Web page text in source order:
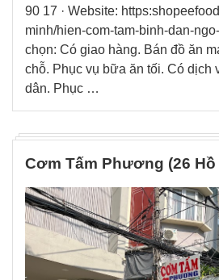
90 17 · Website:
minh/hien-com-tam-binh-dan-
chọn: Có giao hàng. Bán đồ ăn
chỗ. Phục vụ bữa ăn tối. Có dịch
dân. Phục …
Cơm Tấm Phương (26